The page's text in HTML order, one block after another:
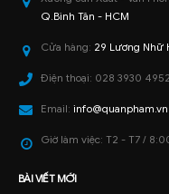
Q.Bình Tân - HCM
Cửa hàng: 29 Lương Nhữ
Điện thoại: 028 3930
Email: info@quanpham.vn
Giờ làm việc: T2 - T7 /
BÀI VIẾT MỚI